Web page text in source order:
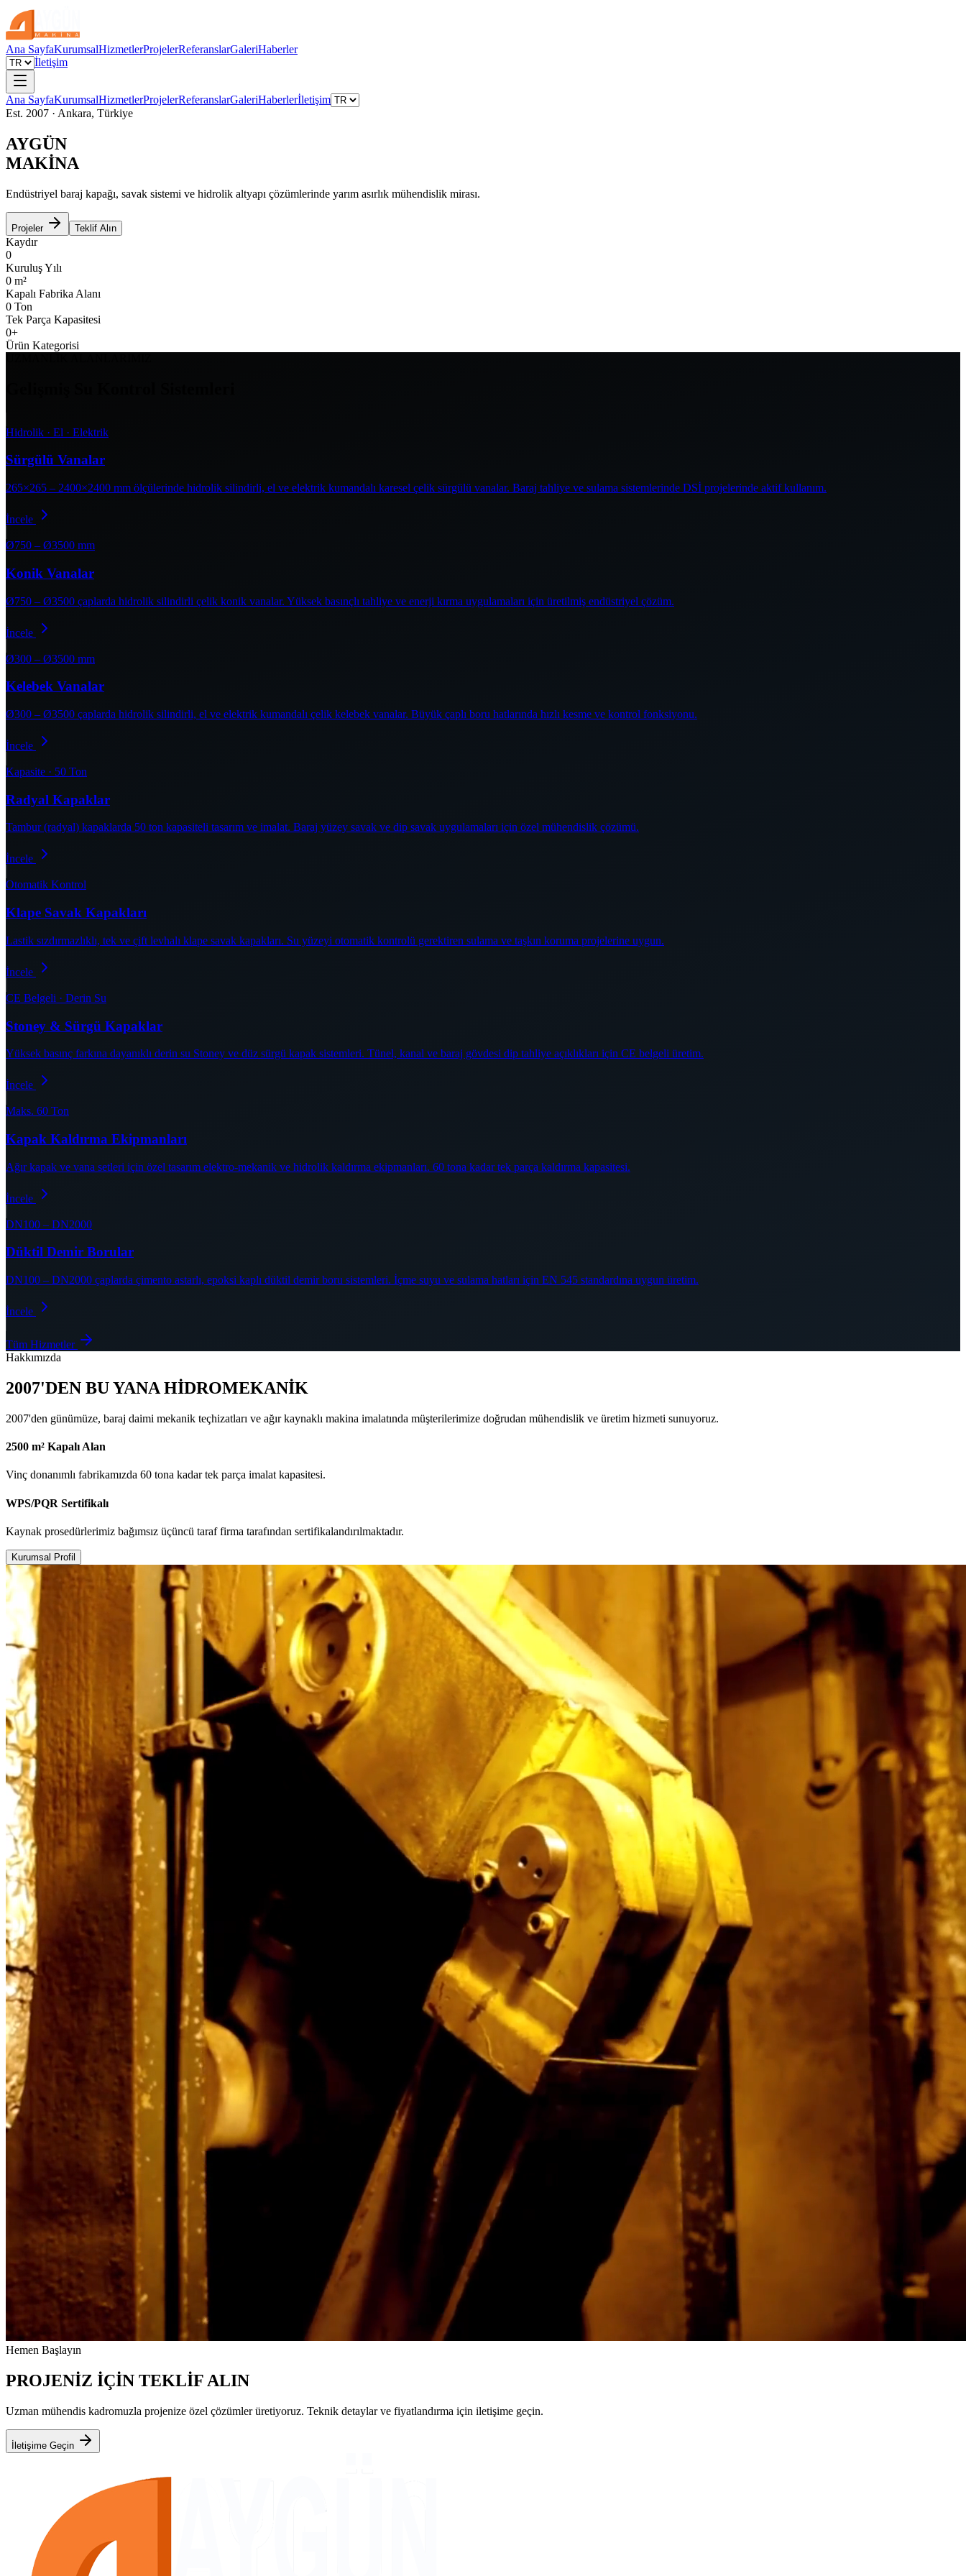
Ana SayfaKurumsalHizmetlerProjelerReferanslarGaleriHaberler
İletişim
Ana SayfaKurumsalHizmetlerProjelerReferanslarGaleriHaberlerİletişim
Est. 2007 · Ankara, Türkiye
AYGÜN
MAKİNA
Endüstriyel baraj kapağı, savak sistemi ve hidrolik altyapı çözümlerinde yarım asırlık mühendislik mirası.
Projeler Teklif Alın
Kaydır
0
Kuruluş Yılı
0 m²
Kapalı Fabrika Alanı
0 Ton
Tek Parça Kapasitesi
0+
Ürün Kategorisi
Hidrolik · El · Elektrik
Sürgülü Vanalar
265×265 – 2400×2400 mm ölçülerinde hidrolik silindirli, el ve elektrik kumandalı karesel çelik sürgülü vanalar. Baraj tahliye ve sulama sistemlerinde DSİ projelerinde aktif kullanım.
İncele
Ø750 – Ø3500 mm
Konik Vanalar
Ø750 – Ø3500 çaplarda hidrolik silindirli çelik konik vanalar. Yüksek basınçlı tahliye ve enerji kırma uygulamaları için üretilmiş endüstriyel çözüm.
İncele
Ø300 – Ø3500 mm
Kelebek Vanalar
Ø300 – Ø3500 çaplarda hidrolik silindirli, el ve elektrik kumandalı çelik kelebek vanalar. Büyük çaplı boru hatlarında hızlı kesme ve kontrol fonksiyonu.
İncele
Kapasite · 50 Ton
Radyal Kapaklar
Tambur (radyal) kapaklarda 50 ton kapasiteli tasarım ve imalat. Baraj yüzey savak ve dip savak uygulamaları için özel mühendislik çözümü.
İncele
Otomatik Kontrol
Klape Savak Kapakları
Lastik sızdırmazlıklı, tek ve çift levhalı klape savak kapakları. Su yüzeyi otomatik kontrolü gerektiren sulama ve taşkın koruma projelerine uygun.
İncele
CE Belgeli · Derin Su
Stoney & Sürgü Kapaklar
Yüksek basınç farkına dayanıklı derin su Stoney ve düz sürgü kapak sistemleri. Tünel, kanal ve baraj gövdesi dip tahliye açıklıkları için CE belgeli üretim.
İncele
Maks. 60 Ton
Kapak Kaldırma Ekipmanları
Ağır kapak ve vana setleri için özel tasarım elektro-mekanik ve hidrolik kaldırma ekipmanları. 60 tona kadar tek parça kaldırma kapasitesi.
İncele
DN100 – DN2000
Düktil Demir Borular
DN100 – DN2000 çaplarda çimento astarlı, epoksi kaplı düktil demir boru sistemleri. İçme suyu ve sulama hatları için EN 545 standardına uygun üretim.
İncele
Tüm Hizmetler
Hakkımızda
2007'DEN BU YANA HİDROMEKANİK
2007'den günümüze, baraj daimi mekanik teçhizatları ve ağır kaynaklı makina imalatında müşterilerimize doğrudan mühendislik ve üretim hizmeti sunuyoruz.
2500 m² Kapalı Alan
Vinç donanımlı fabrikamızda 60 tona kadar tek parça imalat kapasitesi.
WPS/PQR Sertifikalı
Kaynak prosedürlerimiz bağımsız üçüncü taraf firma tarafından sertifikalandırılmaktadır.
Kurumsal Profil
Hemen Başlayın
PROJENİZ İÇİN TEKLİF ALIN
Uzman mühendis kadromuzla projenize özel çözümler üretiyoruz. Teknik detaylar ve fiyatlandırma için iletişime geçin.
İletişime Geçin